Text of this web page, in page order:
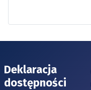
Deklaracja
dostępności